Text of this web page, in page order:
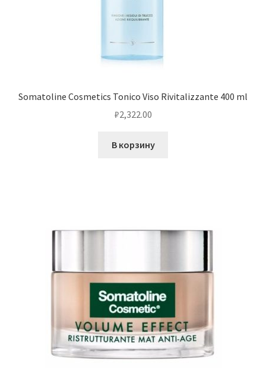
Somatoline Cosmetics Tonico Viso Rivitalizzante 400 ml
₽2,322.00
В корзину